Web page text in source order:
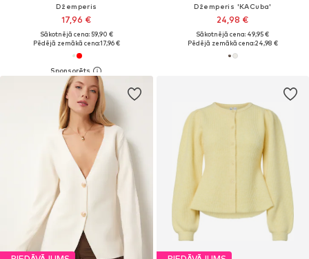
Džemperis
17,96 €
Sākotnējā cena: 59,90 €
Pēdējā zemākā cena:17,96 €
Džemperis 'KACuba'
24,98 €
Sākotnējā cena: 49,95 €
Pēdējā zemākā cena:24,98 €